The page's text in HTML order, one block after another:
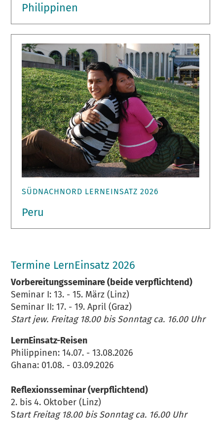
Philippinen
SÜDNACHNORD LERNEINSATZ 2026
Peru
Termine LernEinsatz 2026
Vorbereitungsseminare (beide verpflichtend)
Seminar I: 13. - 15. März (Linz)
Seminar II: 17. - 19. April (Graz)
Start jew. Freitag 18.00 bis Sonntag ca. 16.00 Uhr
LernEinsatz-Reisen
Philippinen: 14.07. - 13.08.2026
Ghana: 01.08. - 03.09.2026
Reflexionsseminar (verpflichtend)
2. bis 4. Oktober (Linz)
Start Freitag 18.00 bis Sonntag ca. 16.00 Uhr